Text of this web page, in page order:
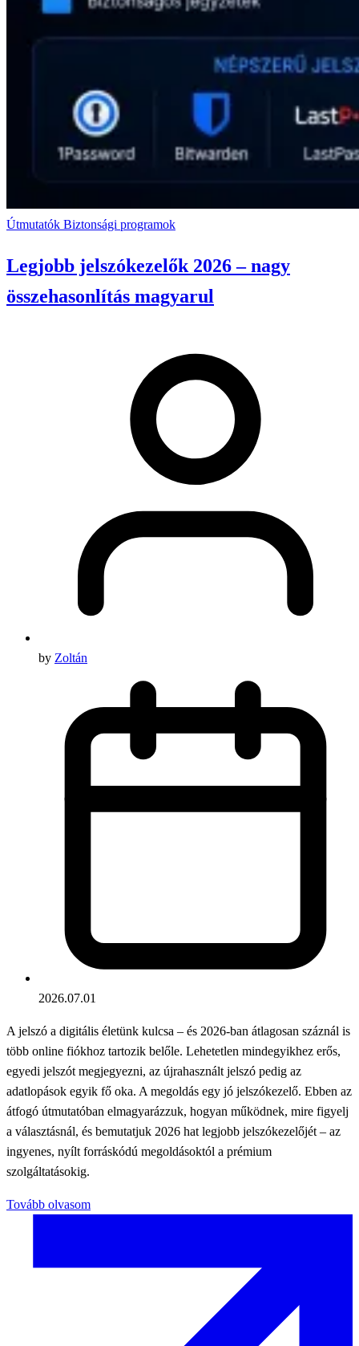
Útmutatók Biztonsági programok
Legjobb jelszókezelők 2026 – nagy
összehasonlítás magyarul
by Zoltán
2026.07.01
A jelszó a digitális életünk kulcsa – és 2026-ban átlagosan száznál is
több online fiókhoz tartozik belőle. Lehetetlen mindegyikhez erős,
egyedi jelszót megjegyezni, az újrahasznált jelszó pedig az
adatlopások egyik fő oka. A megoldás egy jó jelszókezelő. Ebben az
átfogó útmutatóban elmagyarázzuk, hogyan működnek, mire figyelj
a választásnál, és bemutatjuk 2026 hat legjobb jelszókezelőjét – az
ingyenes, nyílt forráskódú megoldásoktól a prémium
szolgáltatásokig.
Tovább olvasom